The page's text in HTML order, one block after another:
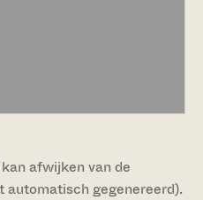
afwijken van de
gegenereerd).